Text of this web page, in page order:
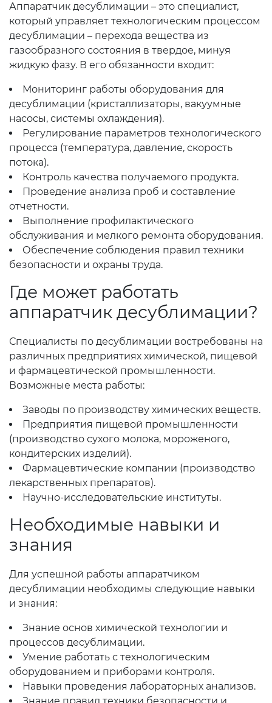
Аппаратчик десублимации – это специалист,
который управляет технологическим процессом
десублимации – перехода вещества из
газообразного состояния в твердое, минуя
жидкую фазу. В его обязанности входит:
Мониторинг работы оборудования для
десублимации (кристаллизаторы, вакуумные
насосы, системы охлаждения).
Регулирование параметров технологического
процесса (температура, давление, скорость
потока).
Контроль качества получаемого продукта.
Проведение анализа проб и составление
отчетности.
Выполнение профилактического
обслуживания и мелкого ремонта оборудования.
Обеспечение соблюдения правил техники
безопасности и охраны труда.
Где может работать
аппаратчик десублимации?
Специалисты по десублимации востребованы на
различных предприятиях химической, пищевой
и фармацевтической промышленности.
Возможные места работы:
Заводы по производству химических веществ.
Предприятия пищевой промышленности
(производство сухого молока, мороженого,
кондитерских изделий).
Фармацевтические компании (производство
лекарственных препаратов).
Научно-исследовательские институты.
Необходимые навыки и
знания
Для успешной работы аппаратчиком
десублимации необходимы следующие навыки
и знания:
Знание основ химической технологии и
процессов десублимации.
Умение работать с технологическим
оборудованием и приборами контроля.
Навыки проведения лабораторных анализов.